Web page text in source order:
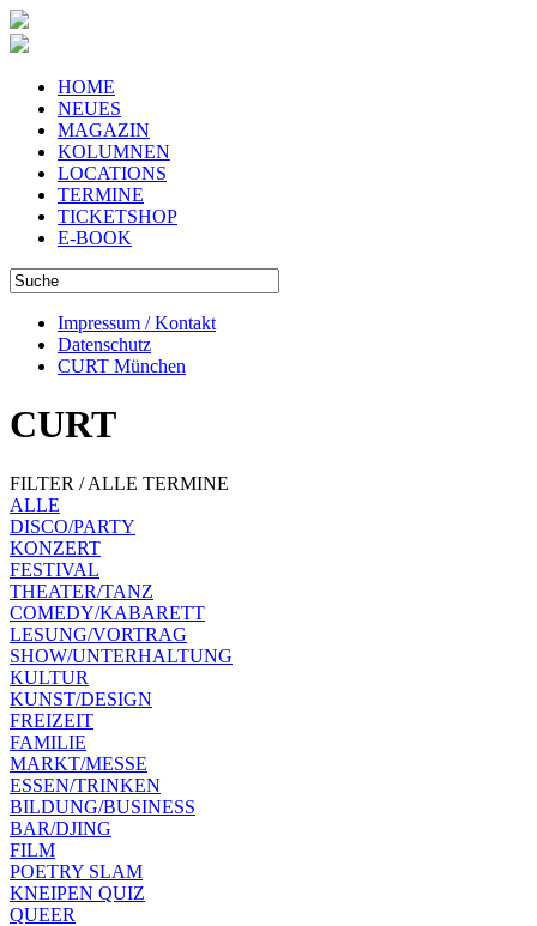
HOME
NEUES
MAGAZIN
KOLUMNEN
LOCATIONS
TERMINE
TICKETSHOP
E-BOOK
Impressum / Kontakt
Datenschutz
CURT München
CURT
FILTER / ALLE TERMINE
ALLE
DISCO/PARTY
KONZERT
FESTIVAL
THEATER/TANZ
COMEDY/KABARETT
LESUNG/VORTRAG
SHOW/UNTERHALTUNG
KULTUR
KUNST/DESIGN
FREIZEIT
FAMILIE
MARKT/MESSE
ESSEN/TRINKEN
BILDUNG/BUSINESS
BAR/DJING
FILM
POETRY SLAM
KNEIPEN QUIZ
QUEER